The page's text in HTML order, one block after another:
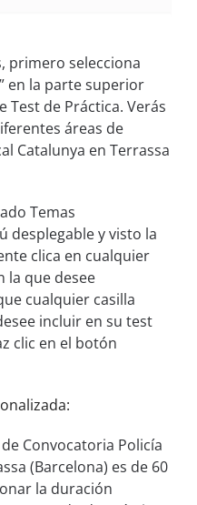
primero selecciona
en la parte superior
Test de Práctica. Verás
áreas de
Catalunya en Terrassa
Temas
desplegable y visto la
clica en cualquier
la que desee
cualquier casilla
incluir en su test
clic en el botón
Convocatoria Policía
(Barcelona) es de 60
la duración